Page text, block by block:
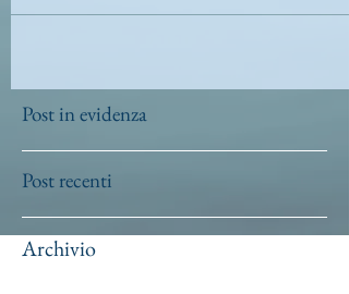
Post in evidenza
Post recenti
Archivio